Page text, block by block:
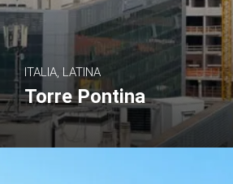
ITALIA, LATINA
Torre Pontina